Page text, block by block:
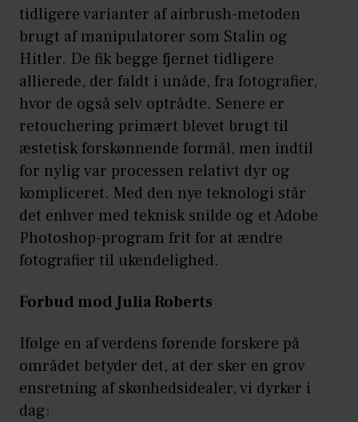
tidligere varianter af airbrush-metoden
brugt af manipulatorer som Stalin og
Hitler. De fik begge fjernet tidligere
allierede, der faldt i unåde, fra fotografier,
hvor de også selv optrådte. Senere er
retouchering primært blevet brugt til
æstetisk forskønnende formål, men indtil
for nylig var processen relativt dyr og
kompliceret. Med den nye teknologi står
det enhver med teknisk snilde og et Adobe
Photoshop-program frit for at ændre
fotografier til ukendelighed.
Forbud mod Julia Roberts
Ifølge en af verdens førende forskere på
området betyder det, at der sker en grov
ensretning af skønhedsidealer, vi dyrker i
dag: